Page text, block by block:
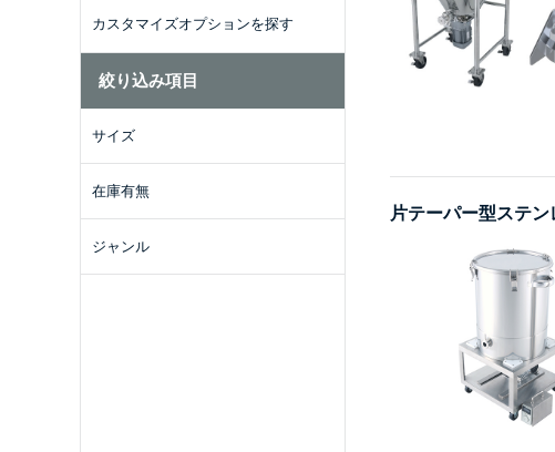
カスタマイズオプションを探す
絞り込み項目
サイズ
在庫有無
ジャンル
片テーパー型ステン